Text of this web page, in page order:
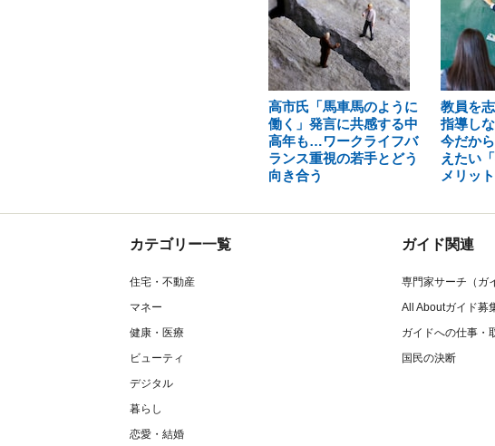
高市氏「馬車馬のように
働く」発言に共感する中
高年も…ワークライフバ
ランス重視の若手とどう
向き合う
教員を
指導し
今だか
えたい
メリット
カテゴリー一覧
住宅・不動産
マネー
健康・医療
ビューティ
デジタル
暮らし
恋愛・結婚
ガイド関連
専門家サーチ（ガ
All Aboutガイド募
ガイドへの仕事・
国民の決断